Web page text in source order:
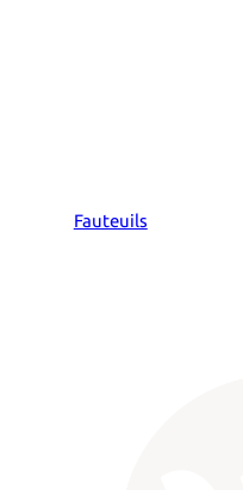
Fauteuils